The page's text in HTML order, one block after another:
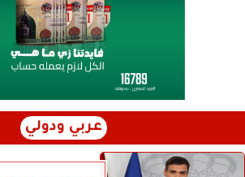
عربي ودولي